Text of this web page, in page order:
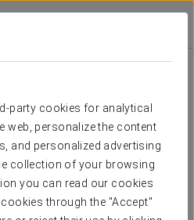
party cookies for analytical
web, personalize the content
and personalized advertising
collection of your browsing
you can read our cookies
through the "Accept"
вам комфорт и
Acteón созданы для того,
пространством, вашим местом
вы найдете все, чего